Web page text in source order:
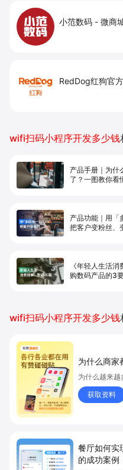
小范数码 - 微商
RedDog红狗官
wifi扫码小程序开发多少钱
产品手册｜为什
了？一图教你看
产品功能｜用「
把客户变粉丝、
《年轻人生活
购数码产品的3
wifi扫码小程序开发多少钱
为什么商家
为什么越来越
获取资料
餐厅如何实
的成功案例